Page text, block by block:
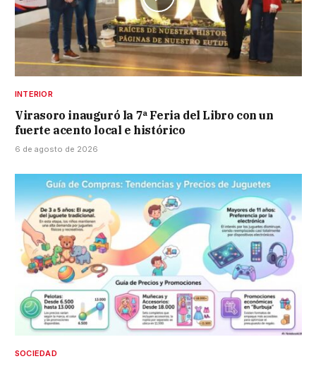
INTERIOR
Virasoro inauguró la 7ª Feria del Libro con un
fuerte acento local e histórico
6 de agosto de 2026
SOCIEDAD